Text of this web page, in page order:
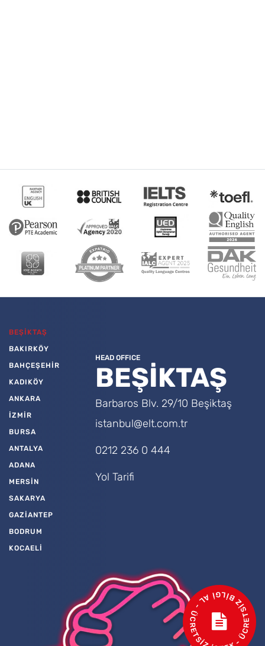
BEŞİKTAŞ
BAKIRKÖY
BAHÇEŞEHİR
KADIKÖY
ANKARA
İZMİR
BURSA
ANTALYA
ADANA
MERSİN
SAKARYA
GAZİANTEP
BODRUM
KOCAELİ
HEAD OFFICE
BEŞİKTAŞ
Barbaros Blv. 29/10 Beşiktaş
istanbul@elt.com.tr
0212 236 0 444
Yol Tarifi
- ÜCRETSİZ BİLGİ AL - ÜCRETSİZ İSTEK